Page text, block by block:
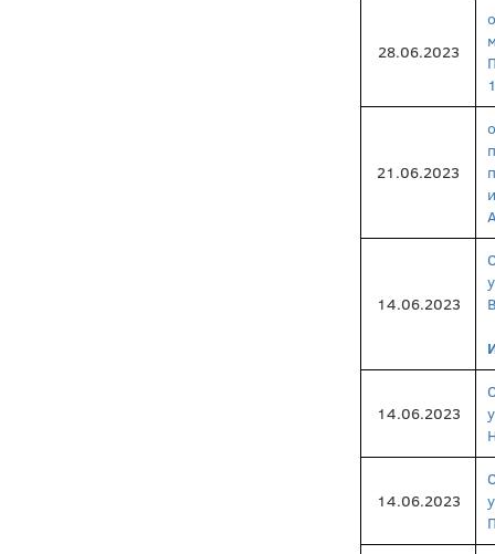
28.06.2023
21.06.2023
14.06.2023
14.06.2023
14.06.2023